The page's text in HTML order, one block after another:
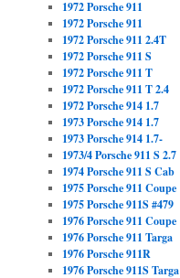
1972 Porsche 911
1972 Porsche 911
1972 Porsche 911 2.4T
1972 Porsche 911 S
1972 Porsche 911 T
1972 Porsche 911 T 2.4
1972 Porsche 914 1.7
1973 Porsche 914 1.7
1973 Porsche 914 1.7-
1973/4 Porsche 911 S 2.7
1974 Porsche 911 S Cab
1975 Porsche 911 Coupe
1975 Porsche 911S #479
1976 Porsche 911 Coupe
1976 Porsche 911 Targa
1976 Porsche 911R
1976 Porsche 911S Targa